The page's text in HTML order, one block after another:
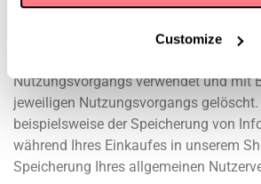
Customize
Nutzungsvorgangs verwendet und mit
jeweiligen Nutzungsvorgangs gelöscht.
beispielsweise der Speicherung von
während Ihres Einkaufes in unserem
Speicherung Ihres allgemeinen